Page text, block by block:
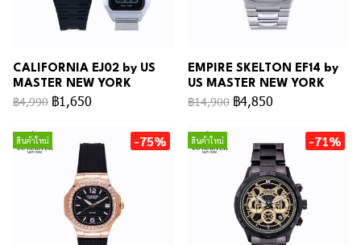
CALIFORNIA EJ02 by US
MASTER NEW YORK
฿4,990 ฿1,650
EMPIRE SKELTON EF14 by
US MASTER NEW YORK
฿14,900 ฿4,850
สินค้าใหม่ -75% สินค้าใหม่ -71%